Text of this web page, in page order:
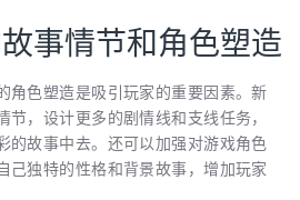
事情节和角色塑造
角色塑造是吸引玩家的重要因素。新
节，设计更多的剧情线和支线任务，
的故事中去。还可以加强对游戏角色
己独特的性格和背景故事，增加玩家